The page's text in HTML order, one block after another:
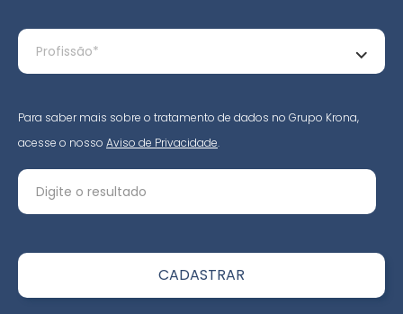
Para saber mais sobre o tratamento de dados no Grupo Krona,
acesse o nosso Aviso de Privacidade.